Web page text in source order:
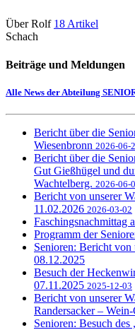
Über Rolf 18 Artikel
Schach
Beiträge und Meldungen
Alle News der Abteilung
Bericht über die
Wiesenbronn 2026-06-
Bericht über die
Gut Gießhügel und
Wachtelberg. 2026-06-
Bericht von unserer
11.02.2026 2026-03-02
Faschingsnachmittag
Programm der
Senioren: Bericht von
08.12.2025
Besuch der
07.11.2025 2025-12-03
Bericht von unserer
Randersacker –
Senioren: Besuch des